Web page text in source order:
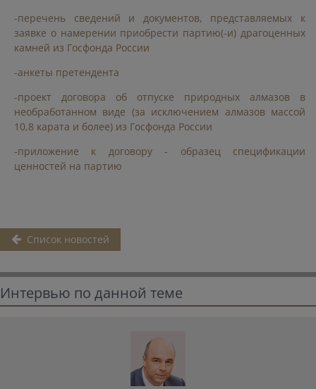
-перечень сведений и документов, представляемых к
заявке о намерении приобрести партию(-и) драгоценных
камней из Госфонда России
-анкеты претендента
-проект договора об отпуске природных алмазов в
необработанном виде (за исключением алмазов массой
10,8 карата и более) из Госфонда России
-приложение к договору - образец спецификации
ценностей на партию
Список новостей
Интервью по данной теме